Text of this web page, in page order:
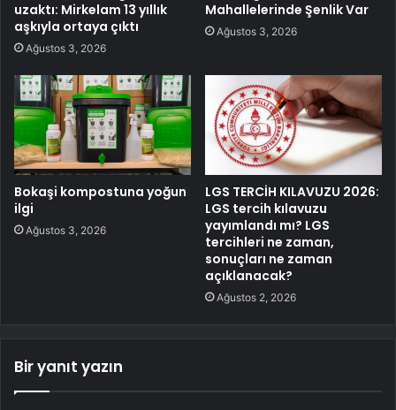
uzaktı: Mirkelam 13 yıllık
aşkıyla ortaya çıktı
Ağustos 3, 2026
Mahallelerinde Şenlik Var
Ağustos 3, 2026
Bokaşi kompostuna yoğun
ilgi
Ağustos 3, 2026
LGS TERCİH KILAVUZU 2026:
LGS tercih kılavuzu
yayımlandı mı? LGS
tercihleri ne zaman,
sonuçları ne zaman
açıklanacak?
Ağustos 2, 2026
Bir yanıt yazın